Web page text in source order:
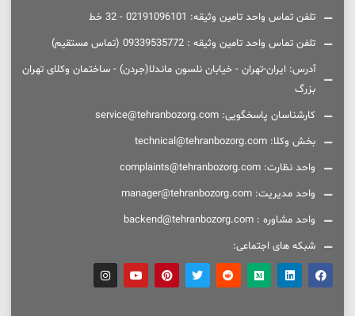
تلفن تماس واحد تامین وثیقه: 02191096101 - 32 خط
تلفن تماس واحد تامین وثیقه : 09339535772 (تماس مستقیم)
آدرس: ایران-تهران - خیابان نلسون ماندلا(جردن) - ساختمان وکلای تهران
بزرگ
کارشناسان پاسخگویی: service@tehranbozorg.com
بخش وکلا: technical@tehranbozorg.com
واحد نظارت: complaints@tehranbozorg.com
واحد مدیریت: manager@tehranbozorg.com
واحد مشاوره : backend@tehranbozorg.com
شبکه های اجتماعی: